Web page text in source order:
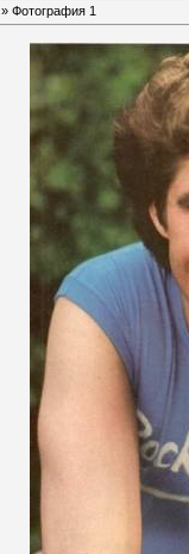
» Фотография 1